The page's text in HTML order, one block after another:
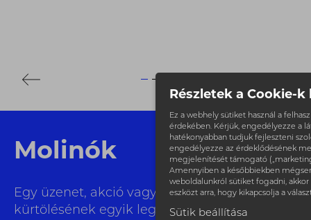
Molinók
Egy üzenet, akció vagy változás világgá
kürtölésének egyik leghatékonyabb offline
Részletek a Cookie-k
Ez a webhely sütiket használ a
érdekében. Kérjük, engedélyezze a
hatékonyabban tudjuk fejleszteni
engedélyezze az érdeklődésének
megjelenítését támogató
Amennyiben a későbbiekben
weboldalunkról sütiket fogadni, akkor
eszközt arra, hogy kikapcsolja a
Sütik beállítása